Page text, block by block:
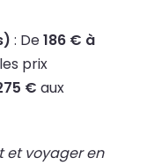
: De186 € à
prix
€ aux
et voyager en